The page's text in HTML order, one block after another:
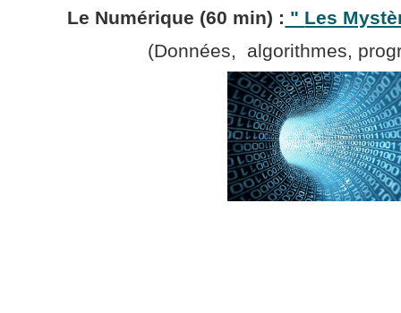
Le Numérique (60 min) : " Les
(Données, algorithmes,